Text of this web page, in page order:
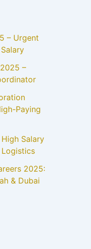
– Urgent
–
Paying
Salary
Logistics
2025:
& Dubai